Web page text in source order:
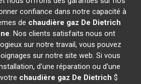
confiance dans notre capacité à
de chaudière gaz De Dietrich
. Nos clients satisfaits nous ont
sur notre travail, vous pouvez
sur notre site web. Si vous
d'une réparation ou d'une
chaudière gaz De Dietrich $